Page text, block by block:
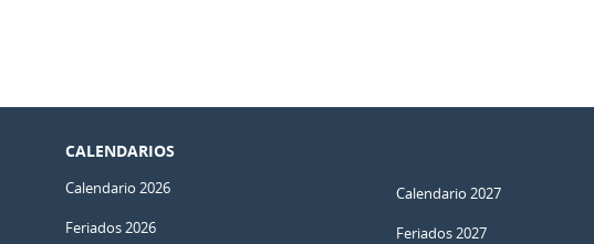
CALENDARIOS
Calendario 2026
Feriados 2026
Calendario 2027
Feriados 2027